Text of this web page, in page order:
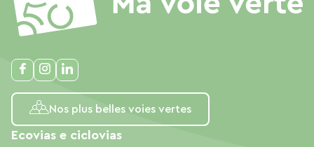
Nos plus belles voies vertes
Ecovias e ciclovias